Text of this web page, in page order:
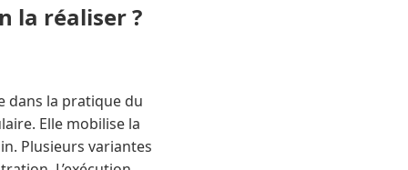
la réaliser ?
dans la pratique du
Elle mobilise la
Plusieurs variantes